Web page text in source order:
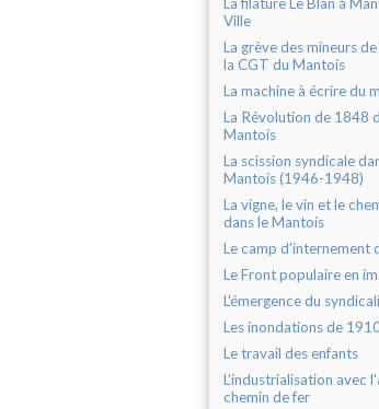
Ville
La grève des mineurs
la CGT du Mantois
La machine à écrire du
La Révolution de 1848
Mantois
La scission syndicale
Mantois (1946-1948)
La vigne, le vin et le
dans le Mantois
Le camp d'internement
Le Front populaire en
L'émergence du
Les inondations de
Le travail des enfants
L'industrialisation avec
chemin de fer